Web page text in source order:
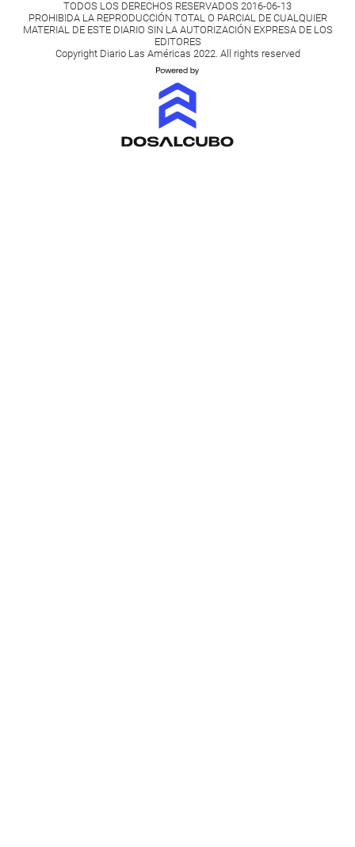
TODOS LOS DERECHOS RESERVADOS 2016-06-13
PROHIBIDA LA REPRODUCCIÓN TOTAL O PARCIAL DE CUALQUIER
MATERIAL DE ESTE DIARIO SIN LA AUTORIZACIÓN EXPRESA DE LOS
EDITORES
Copyright Diario Las Américas 2022. All rights reserved